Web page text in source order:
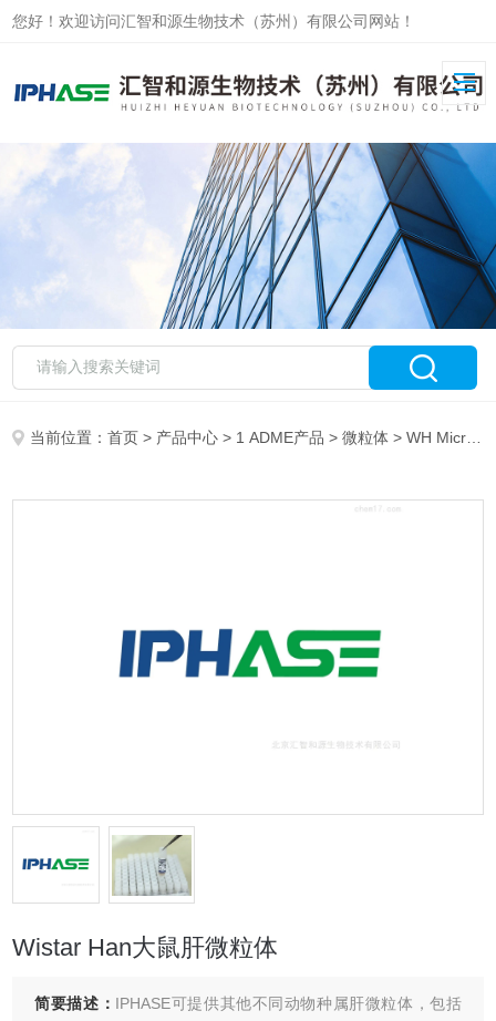
您好！欢迎访问汇智和源生物技术（苏州）有限公司网站！
当前位置：首页 > 产品中心 > 1 ADME产品 >微粒体 > WH MicrosomesWistar Han大鼠肝微粒体
Wistar Han大鼠肝微粒体
简要描述： IPHASE可提供其他不同动物种属肝微粒体，包括